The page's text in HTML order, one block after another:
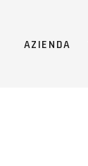
AZIENDA